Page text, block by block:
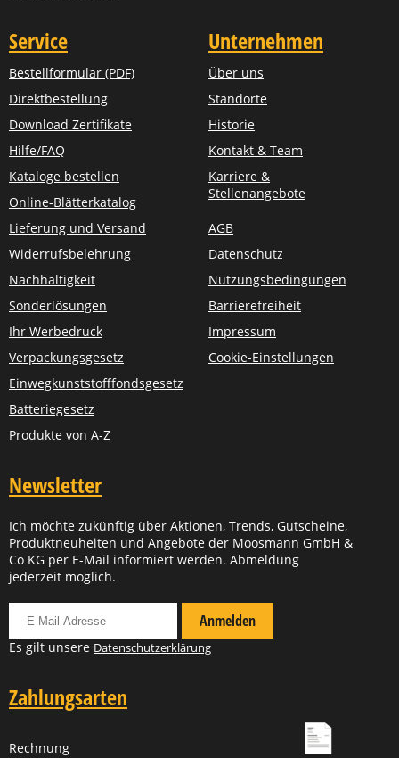
Service
Bestellformular (PDF)
Direktbestellung
Download Zertifikate
Hilfe/FAQ
Kataloge bestellen
Online-Blätterkatalog
Lieferung und Versand
Widerrufsbelehrung
Nachhaltigkeit
Sonderlösungen
Ihr Werbedruck
Verpackungsgesetz
Einwegkunststofffondsgesetz
Batteriegesetz
Produkte von A-Z
Unternehmen
Über uns
Standorte
Historie
Kontakt & Team
Karriere &
Stellenangebote
AGB
Datenschutz
Nutzungsbedingungen
Barrierefreiheit
Impressum
Cookie-Einstellungen
Newsletter
Ich möchte zukünftig über Aktionen, Trends, Gutscheine,
Produktneuheiten und Angebote der Moosmann GmbH &
Co KG per E-Mail informiert werden. Abmeldung
jederzeit möglich.
Anmelden
Es gilt unsere Datenschutzerklärung
Zahlungsarten
Rechnung